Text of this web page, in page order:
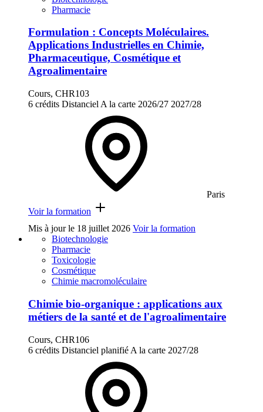
Pharmacie
Formulation : Concepts Moléculaires.
Applications Industrielles en Chimie,
Pharmaceutique, Cosmétique et
Agroalimentaire
Cours, CHR103
6 crédits Distanciel A la carte 2026/27 2027/28
Paris
Voir la formation
Mis à jour le 18 juillet 2026 Voir la formation
Biotechnologie
Pharmacie
Toxicologie
Cosmétique
Chimie macromoléculaire
Chimie bio-organique : applications aux
métiers de la santé et de l'agroalimentaire
Cours, CHR106
6 crédits Distanciel planifié A la carte 2027/28